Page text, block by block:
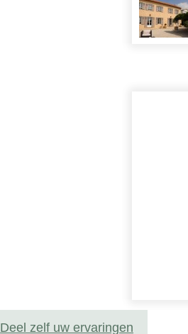
Deel zelf uw ervaringen